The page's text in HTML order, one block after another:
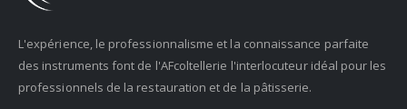
L'expérience, le professionnalisme et la connaissance parfaite
des instruments font de l'AFcoltellerie l'interlocuteur idéal pour les
professionnels de la restauration et de la pâtisserie.